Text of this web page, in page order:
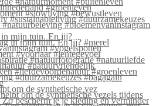
in mijn tuin. En jij?
om de synthetische vez